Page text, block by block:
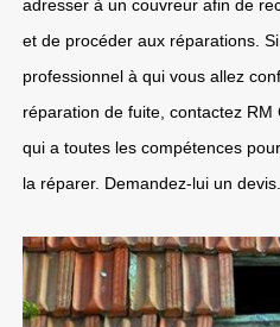
adresser à un couvreur afin de
et de procéder aux réparations.
professionnel à qui vous allez
réparation de fuite, contactez RM
qui a toutes les compétences
la réparer. Demandez-lui un devis.